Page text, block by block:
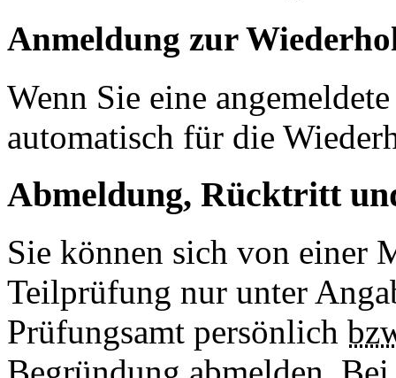
Anmeldung zur
Wenn Sie eine
automatisch für die
Abmeldung, Rücktritt
Sie können sich von einer
Teilprüfung nur unter
Prüfungsamt persönlich